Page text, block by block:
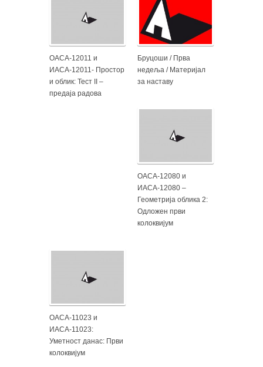
ОАСА-12011 и
ИАСА-12011- Простор
и облик: Тест II –
предаја радова
Бруцоши / Прва
недеља / Материјал
за наставу
ОАСА-12080 и
ИАСА-12080 –
Геометрија облика 2:
Одложен први
колоквијум
ОАСА-11023 и
ИАСА-11023:
Уметност данас: Први
колоквијум